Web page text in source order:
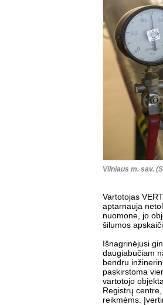
Vilniaus m. sav.
Vartotojas
aptarnauja
nuomone, jo
šilumos
Išnagrinėjusi
daugiabučiam
bendru
paskirstoma
vartotojo
Registrų
reikmėms.